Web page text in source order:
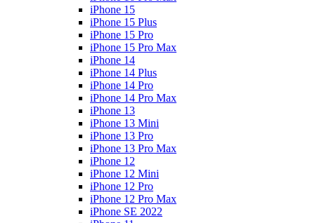
iPhone 15
iPhone 15 Plus
iPhone 15 Pro
iPhone 15 Pro Max
iPhone 14
iPhone 14 Plus
iPhone 14 Pro
iPhone 14 Pro Max
iPhone 13
iPhone 13 Mini
iPhone 13 Pro
iPhone 13 Pro Max
iPhone 12
iPhone 12 Mini
iPhone 12 Pro
iPhone 12 Pro Max
iPhone SE 2022